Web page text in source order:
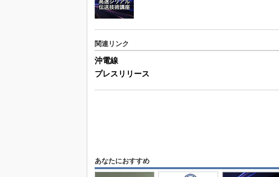
関連リンク
沖電線
プレスリリース
あなたにおすすめ